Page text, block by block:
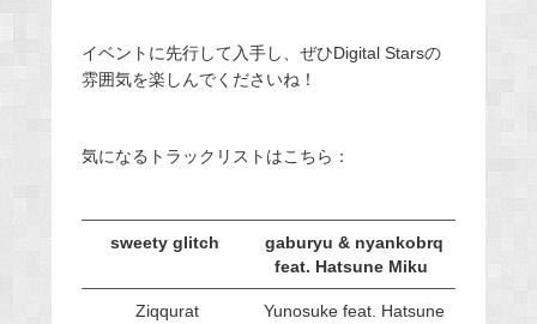
イベントに先行して入手し、ぜひDigital Starsの
雰囲気を楽しんでくださいね！
気になるトラックリストはこちら：
sweety glitch
gaburyu & nyankobrq
feat. Hatsune Miku
Ziqqurat
Yunosuke feat. Hatsune